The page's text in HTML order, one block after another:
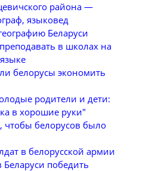
района —
языковед
Беларуси
в школах на
белорусы экономить
родители и дети:
в хорошие руки"
чтобы белорусов было
в белорусской армии
победить